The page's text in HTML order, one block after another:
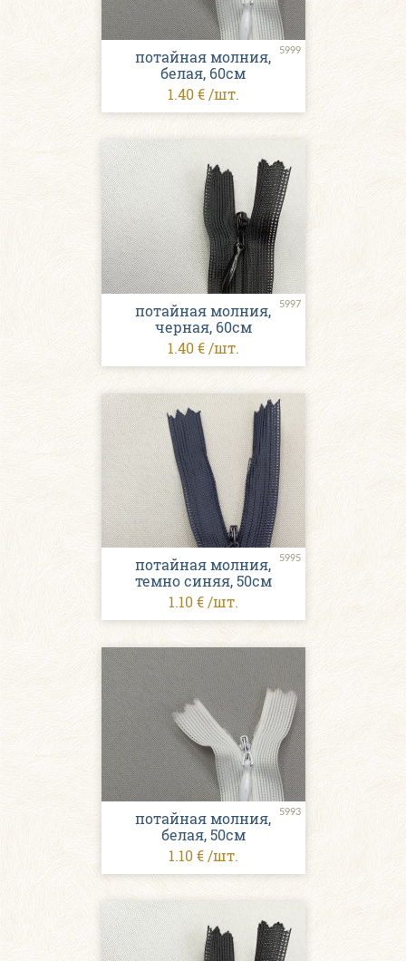
5999
потайная молния,
белая, 60см
1.40 € /шт.
5997
потайная молния,
черная, 60см
1.40 € /шт.
5995
потайная молния,
темно синяя, 50см
1.10 € /шт.
5993
потайная молния,
белая, 50см
1.10 € /шт.